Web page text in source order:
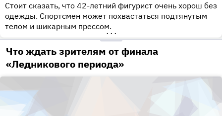
Стоит сказать, что 42-летний фигурист очень хорош без
одежды. Спортсмен может похвастаться подтянутым
телом и шикарным прессом.
•••
Что ждать зрителям от финала
«Ледникового периода»